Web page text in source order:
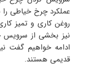
عملکرد چرخ خیاطی
روغن کاری و تمیز
نیز بخشی از سرویس
ادامه خواهیم گفت
قدیمی هستند.